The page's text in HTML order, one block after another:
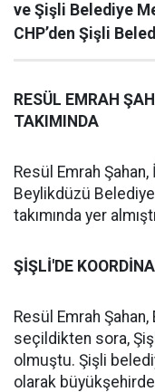
ve Şişli Belediye
CHP’den Şişli
RESÜL EMRAH
TAKIMINDA
Resül Emrah
Beylikdüzü Belediye
takımında yer
ŞİŞLİ'DE
Resül Emrah
seçildikten sora,
olmuştu. Şişli
olarak